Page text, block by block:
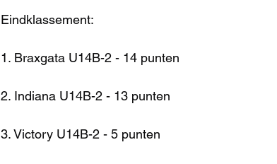
Eindklassement:
1. Braxgata U14B-2 - 14 punten
2. Indiana U14B-2 - 13 punten
3. Victory U14B-2 - 5 punten